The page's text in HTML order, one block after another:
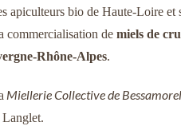
apiculteurs bio de Haute-Loire et
commercialisation de miels de cru
Rhône-Alpes.
Miellerie Collective de Bessamorel